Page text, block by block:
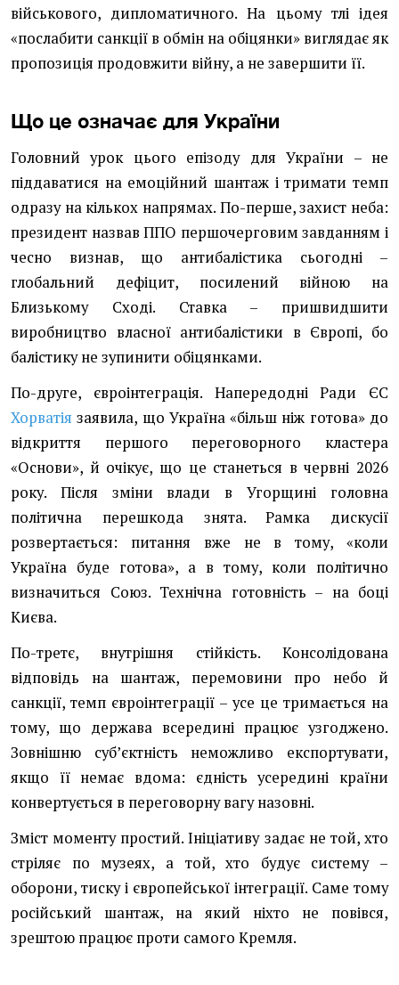
військового, дипломатичного. На цьому тлі ідея
«послабити санкції в обмін на обіцянки» виглядає як
пропозиція продовжити війну, а не завершити її.
Що це означає для України
Головний урок цього епізоду для України – не
піддаватися на емоційний шантаж і тримати темп
одразу на кількох напрямах. По-перше, захист неба:
президент назвав ППО першочерговим завданням і
чесно визнав, що антибалістика сьогодні –
глобальний дефіцит, посилений війною на
Близькому Сході. Ставка – пришвидшити
виробництво власної антибалістики в Європі, бо
балістику не зупинити обіцянками.
По-друге, євроінтеграція. Напередодні Ради ЄС
Хорватія заявила, що Україна «більш ніж готова» до
відкриття першого переговорного кластера
«Основи», й очікує, що це станеться в червні 2026
року. Після зміни влади в Угорщині головна
політична перешкода знята. Рамка дискусії
розвертається: питання вже не в тому, «коли
Україна буде готова», а в тому, коли політично
визначиться Союз. Технічна готовність – на боці
Києва.
По-третє, внутрішня стійкість. Консолідована
відповідь на шантаж, перемовини про небо й
санкції, темп євроінтеграції – усе це тримається на
тому, що держава всередині працює узгоджено.
Зовнішню субʼєктність неможливо експортувати,
якщо її немає вдома: єдність усередині країни
конвертується в переговорну вагу назовні.
Зміст моменту простий. Ініціативу задає не той, хто
стріляє по музеях, а той, хто будує систему –
оборони, тиску і європейської інтеграції. Саме тому
російський шантаж, на який ніхто не повівся,
зрештою працює проти самого Кремля.